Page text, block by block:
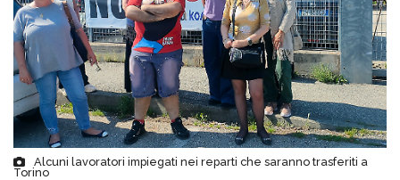
Alcuni lavoratori impiegati nei reparti che saranno trasferiti a
Torino